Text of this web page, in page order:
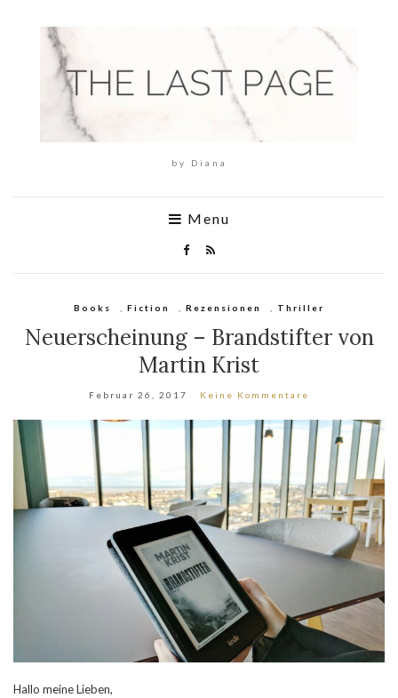
by Diana
Menu
Books Fiction Rezensionen Thriller
Neuerscheinung – Brandstifter von
Martin Krist
Februar 26, 2017 Keine Kommentare
Hallo meine Lieben,